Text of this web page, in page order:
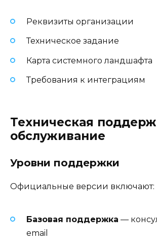
Реквизиты организации
Техническое задание
Карта системного ландшафта
Требования к интеграциям
Техническая
обслуживание
Уровни поддержки
Официальные версии включают:
Базовая поддержка —
email